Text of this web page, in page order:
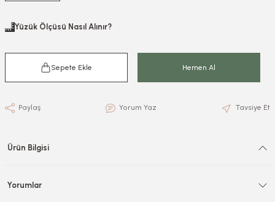
Yüzük Ölçüsü Nasıl Alınır?
Sepete Ekle Hemen Al
Yorum Yaz Tavsiye Et
Paylaş
Ürün Bilgisi
Yorumlar